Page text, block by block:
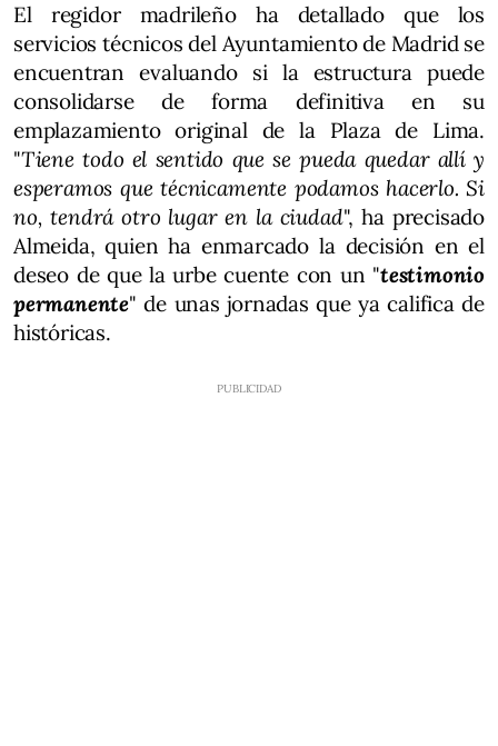
El regidor madrileño ha detallado que los
servicios técnicos del Ayuntamiento de Madrid se
encuentran evaluando si la estructura puede
consolidarse de forma definitiva en su
emplazamiento original de la Plaza de Lima.
"Tiene todo el sentido que se pueda quedar allí y
esperamos que técnicamente podamos hacerlo. Si
no, tendrá otro lugar en la ciudad", ha precisado
Almeida, quien ha enmarcado la decisión en el
deseo de que la urbe cuente con un "testimonio
permanente" de unas jornadas que ya califica de
históricas.